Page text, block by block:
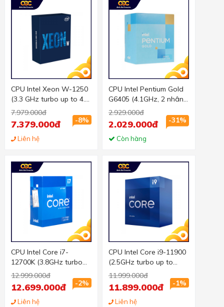
CPU Intel Xeon W-1250
(3.3 GHz turbo up to 4.7
GHz, 6 nhân 12 luồng,
12MB Cache, 80W) -
Socket Intel LGA 1200
7.979.000đ
-8%
7.379.000đ
Liên hệ
CPU Intel Pentium Gold
G6405 (4.1GHz, 2 nhân
4 luồng, 4MB Cache,
58W) - Socket Intel LGA
1200)
2.929.000đ
-31%
2.029.000đ
Còn hàng
CPU Intel Core i7-
12700K (3.8GHz turbo
up to 5.0Ghz, 12 nhân
20 luồng, 25MB Cache,
125W) - Socket Intel
LGA 1700/Alder Lake)
12.999.000đ
-2%
12.699.000đ
Liên hệ
CPU Intel Core i9-11900
(2.5GHz turbo up to
5.2Ghz, 8 nhân 16 luồng,
16MB Cache, 65W) -
Socket Intel LGA 1200
11.999.000đ
-1%
11.899.000đ
Liên hệ